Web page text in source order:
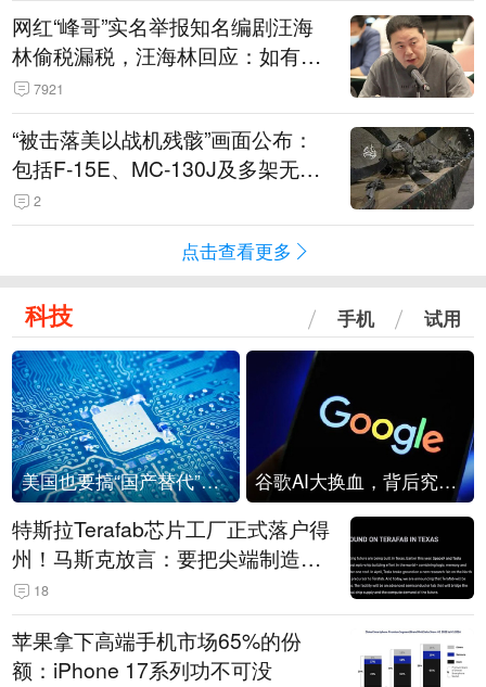
网红“峰哥”实名举报知名编剧汪海
林偷税漏税，汪海林回应：如有违
法行为，相关机构自会进行评判和
处理
7921
“被击落美以战机残骸”画面公布：
包括F-15E、MC-130J及多架无人
机 2
点击查看更多
科技 手机 试用
美国也要搞“国产替代”？先算清三笔账 谷歌AI大换血，背后究竟发生了什么？
特斯拉Terafab芯片工厂正式落户得
州！马斯克放言：要把尖端制造带
回美国
18
苹果拿下高端手机市场65%的份
额：iPhone 17系列功不可没